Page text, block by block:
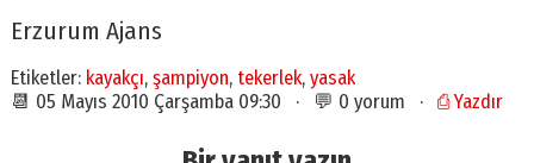
Erzurum Ajans
Etiketler: kayakçı, şampiyon, tekerlek, yasak
📆 05 Mayıs 2010 Çarşamba 09:30 · 💬 0 yorum · ⎙ Yazdır